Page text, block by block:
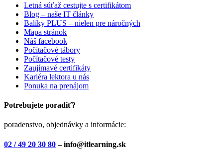
Letná súťaž cestujte s certifikátom
Blog – naše IT články
Balíky PLUS – nielen pre náročných
Mapa stránok
Náš facebook
Počítačové tábory
Počítačové testy
Zaujímavé certifikáty
Kariéra lektora u nás
Ponuka na prenájom
Potrebujete poradiť?
poradenstvo, objednávky a informácie:
02 / 49 20 30 80– info@itlearning.sk